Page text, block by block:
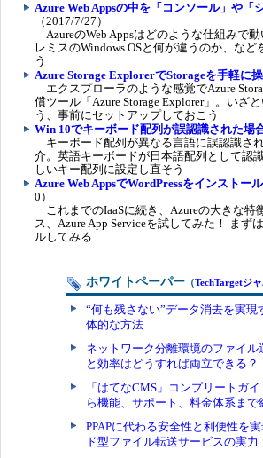
Azure Web Appsの中を「コンソール」や「
（2017/7/27）
AzureのWeb Appsはどのような仕組みで
レミスのWindows OSと何が違うのか、など
う
Azure Storage ExplorerでStorageを手軽に
エクスプローラのような感覚でAzure
償ツール「Azure Storage Explorer」。いざ
う、事前にセットアップしておこう
Win 10でキーボード配列が誤認識された場
キーボード配列が異なる言語に誤認識さ
介。英語キーボードが日本語配列として認
しいキー配列に設定し直そう
Azure Web AppsでWordPressをインストー
0）
これまでのIaaSに続き、Azureの大きな特
ス、Azure App Serviceを試してみた！ まず
ルしてみる
ホワイトペーパー （TechTargetジ
“何も残さない”データ消去を実現
体的な方法
ネットワーク分離環境のファイ
と効率はどうすれば両立できる？
「はてなCMS」コンプリートガ
ら機能、サポート、料金体系まで
PPAPに代わる安全性と利便性を
ド型ファイル転送サービスの実力